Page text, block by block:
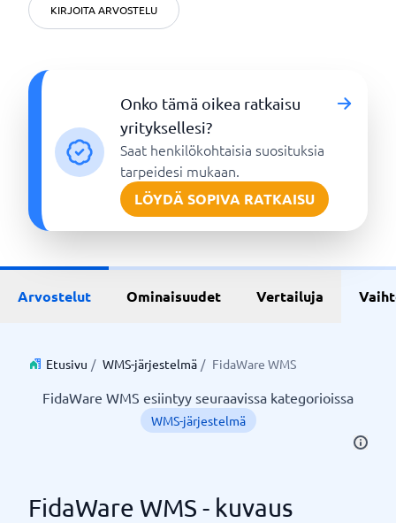
KIRJOITA ARVOSTELU
Onko tämä oikea ratkaisu
yrityksellesi?
Saat henkilökohtaisia suosituksia
tarpeidesi mukaan.
LÖYDÄ SOPIVA RATKAISU
Arvostelut Ominaisuudet Vertailuja
Etusivu / WMS-järjestelmä / FidaWare WMS
FidaWare WMS esiintyy seuraavissa kategorioissa
WMS-järjestelmä
FidaWare WMS - kuvaus